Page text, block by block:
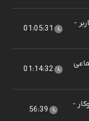
-
01:05:31
01:14:32
-
56:39